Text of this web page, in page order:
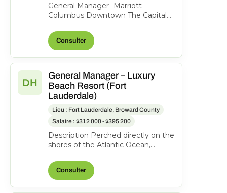
General Manager- Marriott
Columbus Downtown The Capital
Columbus, Ohio, United States o...
Consulter
DH
General Manager – Luxury
Beach Resort (Fort
Lauderdale)
Lieu : Fort Lauderdale, Broward County
Salaire : $312 000 - $395 200
Description Perched directly on the
shores of the Atlantic Ocean,
of Fort Lauderdal...
Consulter